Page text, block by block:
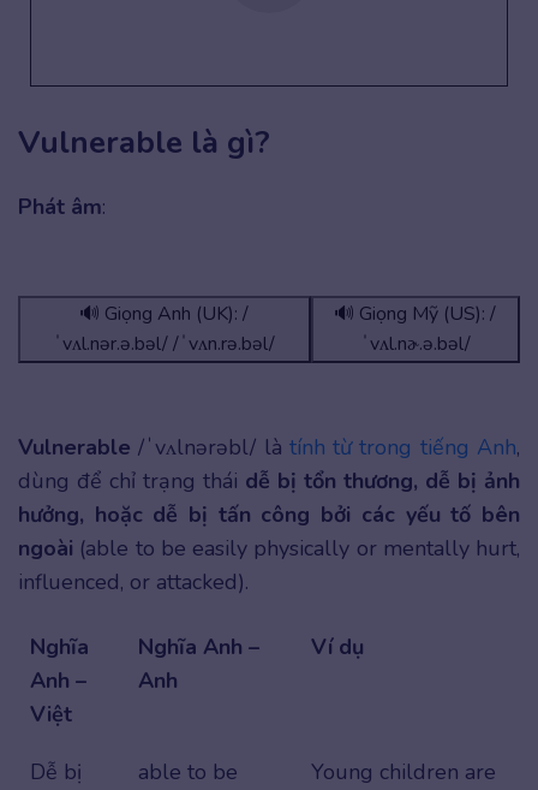
Vulnerable là gì?
Phát âm:
🔊 Giọng Anh (UK): /
ˈvʌl.nər.ə.bəl/ /ˈvʌn.rə.bəl/
🔊 Giọng Mỹ (US): /
ˈvʌl.nɚ.ə.bəl/
Vulnerable /ˈvʌlnərəbl/ là tính từ trong tiếng Anh,
dùng để chỉ trạng thái dễ bị tổn thương, dễ bị ảnh
hưởng, hoặc dễ bị tấn công bởi các yếu tố bên
ngoài (able to be easily physically or mentally hurt,
influenced, or attacked).
Nghĩa
Anh –
Việt
Nghĩa Anh –
Anh
Ví dụ
Dễ bị
able to be
Young children are